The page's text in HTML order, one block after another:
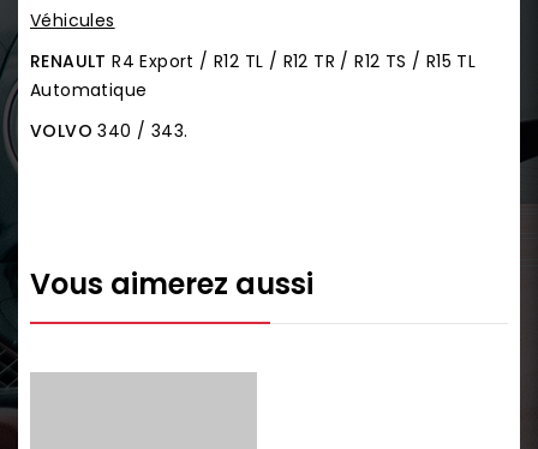
Véhicules
RENAULT R4 Export / R12 TL / R12 TR / R12 TS / R15 TL
Automatique
VOLVO 340 / 343.
Vous aimerez aussi